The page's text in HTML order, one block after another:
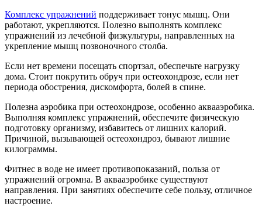
Комплекс упражнений поддерживает тонус мышц. Они
работают, укрепляются. Полезно выполнять комплекс
упражнений из лечебной физкультуры, направленных на
укрепление мышц позвоночного столба.
Если нет времени посещать спортзал, обеспечьте нагрузку
дома. Стоит покрутить обруч при остеохондрозе, если нет
периода обострения, дискомфорта, болей в спине.
Полезна аэробика при остеохондрозе, особенно аквааэробика.
Выполняя комплекс упражнений, обеспечите физическую
подготовку организму, избавитесь от лишних калорий.
Причиной, вызывающей остеохондроз, бывают лишние
килограммы.
Фитнес в воде не имеет противопоказаний, польза от
упражнений огромна. В аквааэробике существуют
направления. При занятиях обеспечите себе пользу, отличное
настроение.